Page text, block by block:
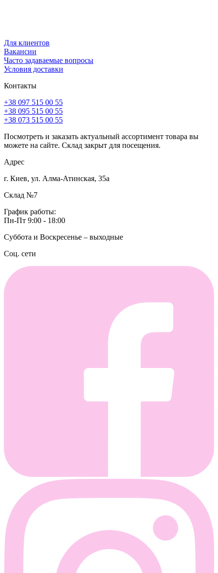
Для клиентов
Вакансии
Часто задаваемые вопросы
Условия доставки
Контакты
+38 097 515 00 55
+38 095 515 00 55
+38 073 515 00 55
Посмотреть и заказать актуальный ассортимент товара вы
можете на сайте. Склад закрыт для посещения.
Адрес
г. Киев, ул. Алма-Атинская, 35а
Склад №7
График работы:
Пн-Пт 9:00 - 18:00
Суббота и Воскресенье – выходные
Соц. сети